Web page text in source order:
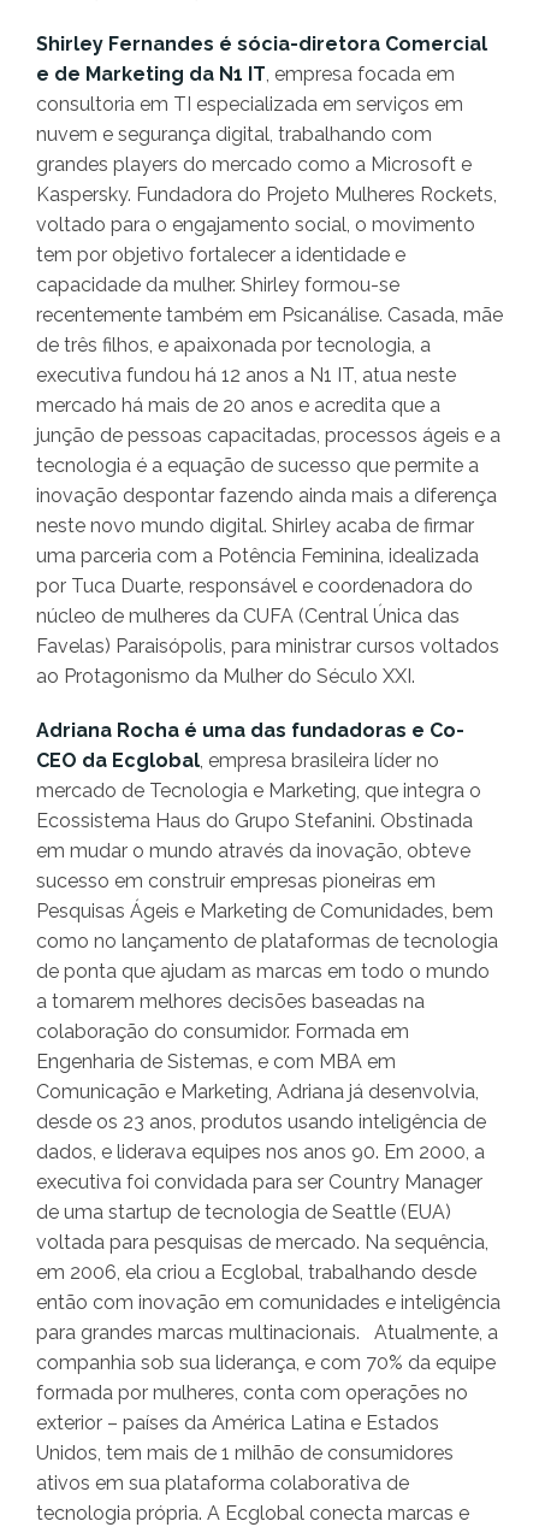
Shirley Fernandes é sócia-diretora Comercial
e de Marketing da N1 IT, empresa focada em
consultoria em TI especializada em serviços em
nuvem e segurança digital, trabalhando com
grandes players do mercado como a Microsoft e
Kaspersky. Fundadora do Projeto Mulheres Rockets,
voltado para o engajamento social, o movimento
tem por objetivo fortalecer a identidade e
capacidade da mulher. Shirley formou-se
recentemente também em Psicanálise. Casada, mãe
de três filhos, e apaixonada por tecnologia, a
executiva fundou há 12 anos a N1 IT, atua neste
mercado há mais de 20 anos e acredita que a
junção de pessoas capacitadas, processos ágeis e a
tecnologia é a equação de sucesso que permite a
inovação despontar fazendo ainda mais a diferença
neste novo mundo digital. Shirley acaba de firmar
uma parceria com a Potência Feminina, idealizada
por Tuca Duarte, responsável e coordenadora do
núcleo de mulheres da CUFA (Central Única das
Favelas) Paraisópolis, para ministrar cursos voltados
ao Protagonismo da Mulher do Século XXI.
Adriana Rocha é uma das fundadoras e Co-
CEO da Ecglobal, empresa brasileira líder no
mercado de Tecnologia e Marketing, que integra o
Ecossistema Haus do Grupo Stefanini. Obstinada
em mudar o mundo através da inovação, obteve
sucesso em construir empresas pioneiras em
Pesquisas Ágeis e Marketing de Comunidades, bem
como no lançamento de plataformas de tecnologia
de ponta que ajudam as marcas em todo o mundo
a tomarem melhores decisões baseadas na
colaboração do consumidor. Formada em
Engenharia de Sistemas, e com MBA em
Comunicação e Marketing, Adriana já desenvolvia,
desde os 23 anos, produtos usando inteligência de
dados, e liderava equipes nos anos 90. Em 2000, a
executiva foi convidada para ser Country Manager
de uma startup de tecnologia de Seattle (EUA)
voltada para pesquisas de mercado. Na sequência,
em 2006, ela criou a Ecglobal, trabalhando desde
então com inovação em comunidades e inteligência
para grandes marcas multinacionais. Atualmente, a
companhia sob sua liderança, e com 70% da equipe
formada por mulheres, conta com operações no
exterior – países da América Latina e Estados
Unidos, tem mais de 1 milhão de consumidores
ativos em sua plataforma colaborativa de
tecnologia própria. A Ecglobal conecta marcas e